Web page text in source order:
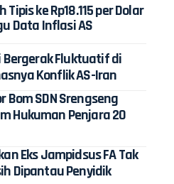
ke Rp18.115 per Dolar
Data Inflasi AS
Bergerak Fluktuatif di
Konflik AS-Iran
Bom SDN Srengseng
Hukuman Penjara 20
Eks Jampidsus FA Tak
Dipantau Penyidik